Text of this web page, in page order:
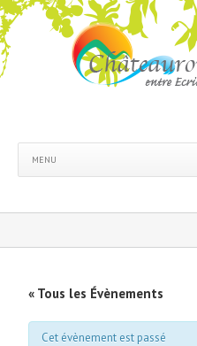
MENU
« Tous les Évènements
Cet évènement est passé